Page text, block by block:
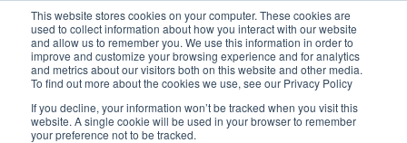
This website stores cookies on your computer. These cookies are
used to collect information about how you interact with our website
and allow us to remember you. We use this information in order to
improve and customize your browsing experience and for analytics
and metrics about our visitors both on this website and other media.
To find out more about the cookies we use, see our Privacy Policy
If you decline, your information won’t be tracked when you visit this
website. A single cookie will be used in your browser to remember
your preference not to be tracked.
Passa al contenuto principale